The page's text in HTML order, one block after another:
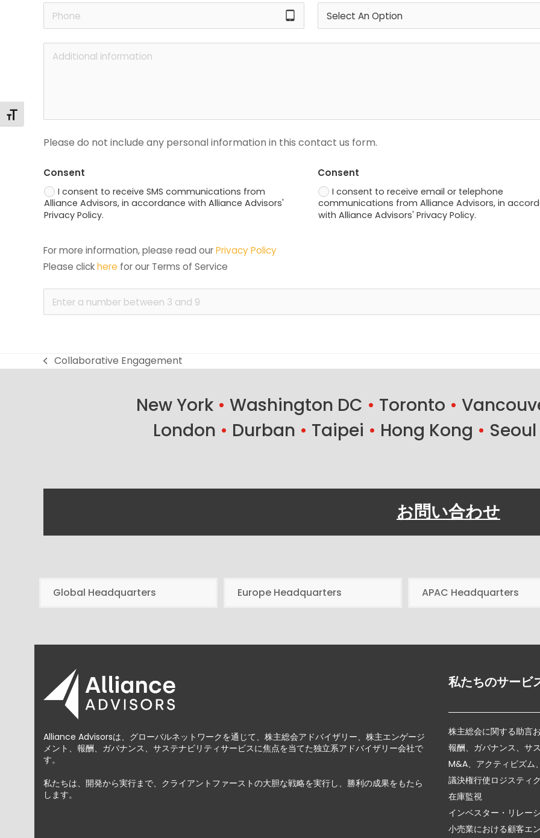
Toggle Font size
tablet_android
Please do not include any personal information in this contact us form.
Consent
I consent to receive SMS communications from
Alliance Advisors, in accordance with Alliance Advisors'
Privacy Policy.
Consent
I consent to receive email or telephone
communications from Alliance Advisors, in
with Alliance Advisors' Privacy Policy.
For more information, please read our Privacy Policy
Please click here for our Terms of Service
previous
Collaborative Engagement
New York • Washington DC • Toronto •
London • Durban • Taipei • Hong Kong • Seoul
お問い合わせ
Global Headquarters Europe Headquarters APAC Headquarters
Alliance Advisorsは、グローバルネットワークを通じて、株主総会アドバイザリー、株主エンゲージ
メント、報酬、ガバナンス、サステナビリティサービスに焦点を当てた独立系アドバイザリー会社で
す。
私たちは、開発から実行まで、クライアントファーストの大胆な戦略を実行し、勝利の成果をもたら
します。
私たちのサービ
株主総会に関する助言
報酬、ガバナンス、サ
M&A、アクティビズム
議決権行使ロジスティ
在庫監視
インベスター・リレー
小売業における顧客エ